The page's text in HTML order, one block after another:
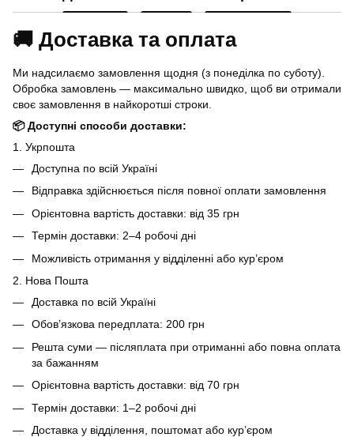
🚚 Доставка та оплата
Ми надсилаємо замовлення щодня (з понеділка по суботу).
Обробка замовлень — максимально швидко, щоб ви отримали
своє замовлення в найкоротші строки.
📦 Доступні способи доставки:
1. Укрпошта
Доступна по всій Україні
Відправка здійснюється після повної оплати замовлення
Орієнтовна вартість доставки: від 35 грн
Термін доставки: 2–4 робочі дні
Можливість отримання у відділенні або кур’єром
2. Нова Пошта
Доставка по всій Україні
Обов’язкова передплата: 200 грн
Решта суми — післяплата при отриманні або повна оплата
за бажанням
Орієнтовна вартість доставки: від 70 грн
Термін доставки: 1–2 робочі дні
Доставка у відділення, поштомат або кур’єром